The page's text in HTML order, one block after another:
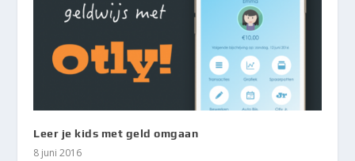
Leer je kids met geld omgaan
8 juni 2016